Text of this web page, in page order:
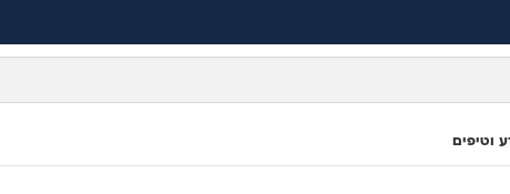
וטיפים